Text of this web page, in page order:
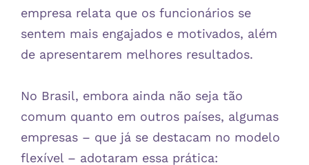
empresa relata que os funcionários se
sentem mais engajados e motivados, além
de apresentarem melhores resultados.
No Brasil, embora ainda não seja tão
comum quanto em outros países, algumas
empresas – que já se destacam no modelo
flexível – adotaram essa prática: